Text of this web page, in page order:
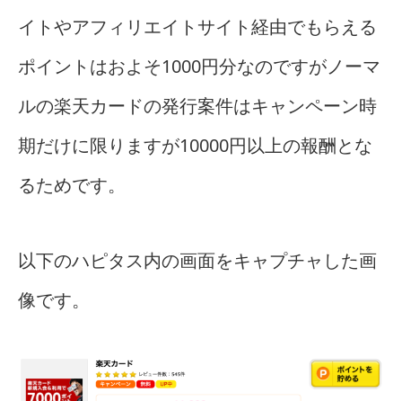
イトやアフィリエイトサイト経由でもらえる
ポイントはおよそ1000円分なのですがノーマ
ルの楽天カードの発行案件はキャンペーン時
期だけに限りますが10000円以上の報酬とな
るためです。
以下のハピタス内の画面をキャプチャした画
像です。